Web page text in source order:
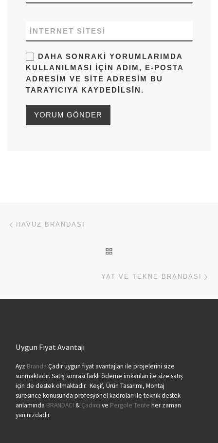
İNTERNET SITESI
DAHA SONRAKI YORUMLARIMDA
KULLANILMASI IÇIN ADIM, E-POSTA
ADRESIM VE SITE ADRESIM BU
TARAYICIYA KAYDEDILSIN.
Yazı dolaşımı
HAVUZ BRANDASI
YAT VE TEKNE BRANDASI
Uygun Fiyat Avantajı
Ayz Branda Çadır uygun fiyat avantajları ile projelerini size
sunmaktadır. Satış sonrası farklı ödeme imkanları ile size satış
için de destek olmaktadır. Keşif, Ürün Tasarımı, Montaj
süresince konusunda profesyonel kadroları ile teknik destek
anlamında BRANDACI & Çadırcı ve Pergole Tente her zaman
yanınızdadır.